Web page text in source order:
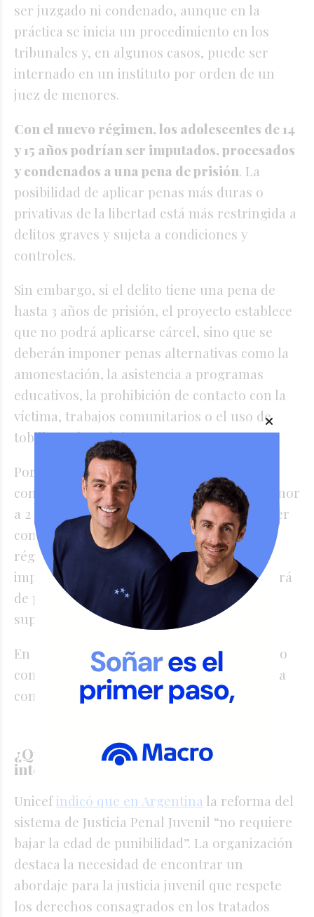
ser juzgado ni condenado, aunque en la
práctica se inicia un procedimiento en los
tribunales y, en algunos casos, puede ser
internado en un instituto por orden de un
juez de menores.
Con el nuevo régimen, los adolescentes de 14
y 15 años podrían ser imputados, procesados
y condenados a una pena de prisión. La
posibilidad de aplicar penas más duras o
privativas de la libertad está más restringida a
delitos graves y sujeta a condiciones y
controles.
Sin embargo, si el delito tiene una pena de
hasta 3 años de prisión, el proyecto establece
que no podrá aplicarse cárcel, sino que se
deberán imponer penas alternativas como la
amonestación, la asistencia a programas
educativos, la prohibición de contacto con la
víctima, trabajos comunitarios o el uso de
tobillera electrónica.
Por otro lado, hoy, un joven de 17 años que
comete un delito con una pena mínima menor
a 2 años, como un robo simple, no puede ser
condenado penalmente. Con el nuevo
régimen, ese mismo joven sí podrá ser
imputado y recibir una pena, aunque no será
de prisión efectiva si la pena prevista no
supera los 3 años.
En cambio, delitos más graves, como el robo
con armas, sí podrían implicar una condena
con cárcel, ya que superan ese umbral.
¿Qué dicen los organismos
internacionales?
Unicefindicó que en Argentina la reforma del
sistema de Justicia Penal Juvenil “no requiere
bajar la edad de punibilidad”. La organización
destaca la necesidad de encontrar un
abordaje para la justicia juvenil que respete
los derechos consagrados en los tratados